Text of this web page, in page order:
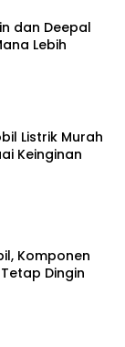
dan Deepal
Lebih
Listrik Murah
Keinginan
Komponen
Dingin